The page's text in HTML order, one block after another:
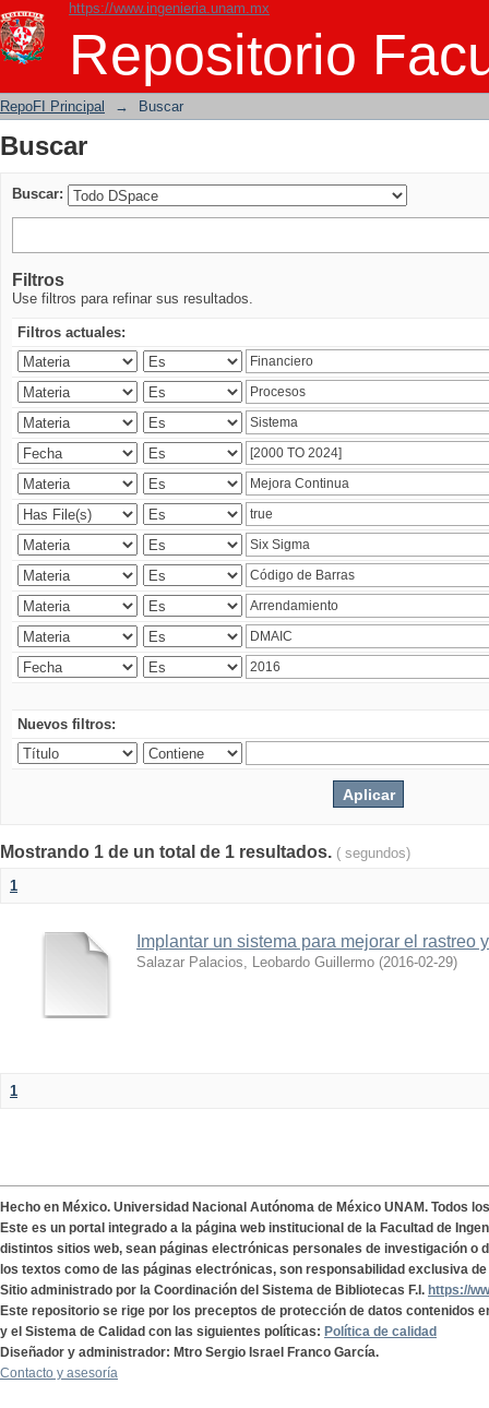
https://www.ingenieria.unam.mx
Repositorio
Buscar
RepoFI Principal → Buscar
Buscar
Buscar:
Filtros
Use filtros para refinar sus resultados.
Filtros actuales:
Nuevos filtros:
Mostrando 1 de un total de 1 resultados. ( segundos)
1
Implantar un sistema para mejorar el rastreo
Salazar Palacios, Leobardo Guillermo (2016-02-29)
1
Hecho en México. Universidad Nacional Autónoma de México UNAM. Todos
Este es un portal integrado a la página web institucional de la Facultad de
distintos sitios web, sean páginas electrónicas personales de investigación o
los textos como de las páginas electrónicas, son responsabilidad exclusiva
Sitio administrado por la Coordinación del Sistema de Bibliotecas F.I. https://
Este repositorio se rige por los preceptos de protección de datos contenidos
y el Sistema de Calidad con las siguientes políticas: Política de calidad
Diseñador y administrador: Mtro Sergio Israel Franco García.
Contacto y asesoría